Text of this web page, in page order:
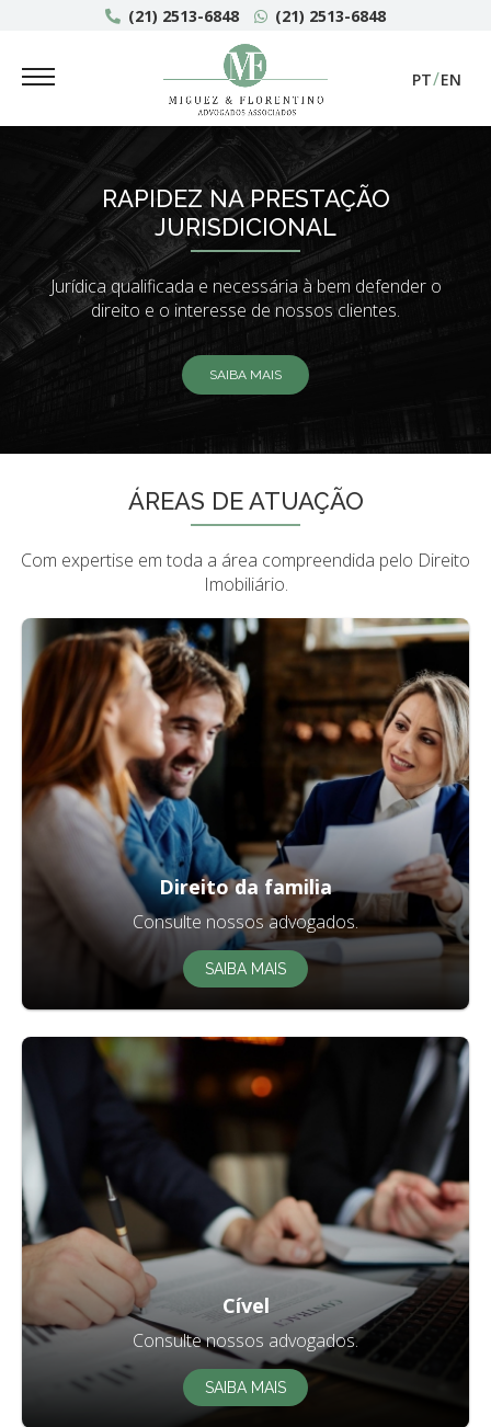
(21) 2513-6848 (21) 2513-6848
PT EN
RAPIDEZ NA PRESTAÇÃO
JURISDICIONAL
Jurídica qualificada e necessária à bem defendero
direito e o interesse de nossos clientes.
SAIBA MAIS
ÁREAS DE ATUAÇÃO
Com expertise em toda a área compreendida pelo Direito
Imobiliário.
Direito da familia
Consulte nossos advogados.
SAIBA MAIS
Cível
Consulte nossos advogados.
SAIBA MAIS